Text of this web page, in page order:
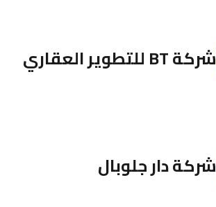
شركة BT للتطوير العقاري
شركة دار جلوبال